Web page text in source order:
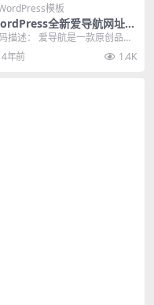
模板
全新爱导航网址网
现主题风格网站模板响应
移动端
描述： 爱导航是一款原创品牌
设计的wordpress网址导航大
题风格...
4年前 1.4K